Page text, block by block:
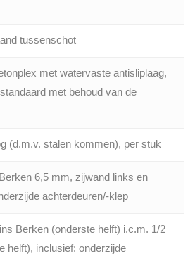
tussenschot
met watervaste antisliplaag,
met behoud van de
(d.m.v. stalen kommen), per stuk
6,5 mm, zijwand links en
achterdeuren/-klep
Berken (onderste helft) i.c.m. 1/2
helft), inclusief: onderzijde